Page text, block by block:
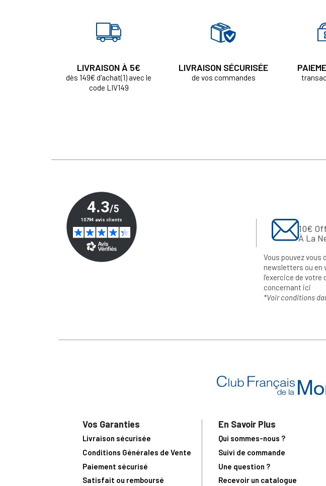
LIVRAISON À 5€
dès 149€ d'achat(1) avec le
code LIV149
LIVRAISON SÉCURISÉE
de vos commandes
10€
À La
Vous pouvez vous
newsletters ou en
l’exercice de
concernant ici
*Voir conditions
Vos Garanties
Livraison sécurisée
Conditions Générales de Vente
Paiement sécurisé
Satisfait ou remboursé
En Savoir Plus
Qui sommes-nous ?
Suivi de commande
Une question ?
Recevoir un catalogue